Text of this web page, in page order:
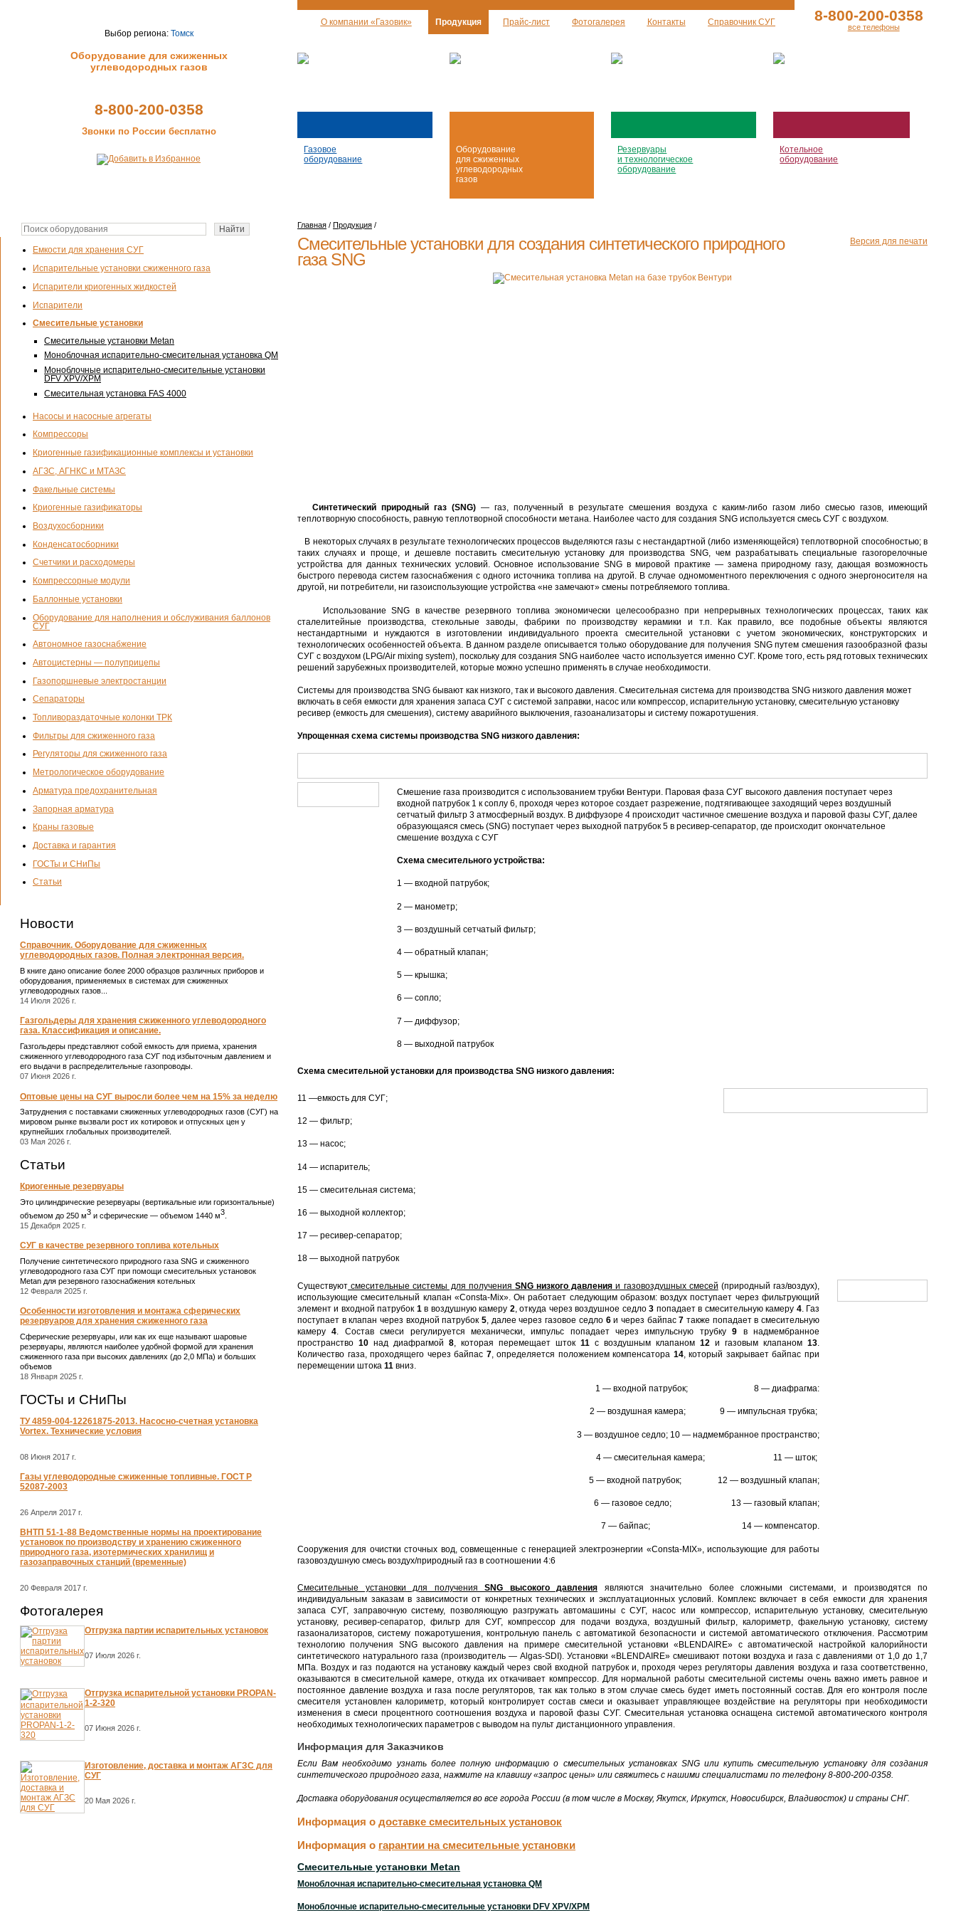
Выбор региона: Томск
Оборудование для сжиженных
углеводородных газов
8-800-200-0358
Звонки по России бесплатно
О компании «Газовик» Продукция Прайс-лист Фотогалерея Контакты Справочник СУГ 8-800-200-0358
все телефоны
Газовое
оборудование
Оборудование
для сжиженных
углеводородных
газов
Резервуары
и технологическое
оборудование
Котельное
оборудование
Емкости для хранения СУГ
Испарительные установки сжиженного газа
Испарители криогенных жидкостей
Испарители
Смесительные установки
Смесительные установки Metan
Моноблочная испарительно-смесительная установка QM
Моноблочные испарительно-смесительные установки
DFV XPV/XPM
Смесительная установка FAS 4000
Насосы и насосные агрегаты
Компрессоры
Криогенные газификационные комплексы и установки
АГЗС, АГНКС и МТАЗС
Факельные системы
Криогенные газификаторы
Воздухосборники
Конденсатосборники
Счетчики и расходомеры
Компрессорные модули
Баллонные установки
Оборудование для наполнения и обслуживания баллонов
СУГ
Автономное газоснабжение
Автоцистерны — полуприцепы
Газопоршневые электростанции
Сепараторы
Топливораздаточные колонки ТРК
Фильтры для сжиженного газа
Регуляторы для сжиженного газа
Метрологическое оборудование
Арматура предохранительная
Запорная арматура
Краны газовые
Доставка и гарантия
ГОСТы и СНиПы
Статьи
Новости
Справочник. Оборудование для сжиженных
углеводородных газов. Полная электронная версия.
В книге дано описание более 2000 образцов различных приборов и
оборудования, применяемых в системах для сжиженных
углеводородных газов...
14 Июля 2026 г.
Газгольдеры для хранения сжиженного углеводородного
газа. Классификация и описание.
Газгольдеры представляют собой емкость для приема, хранения
сжиженного углеводородного газа СУГ под избыточным давлением и
его выдачи в распределительные газопроводы.
07 Июня 2026 г.
Оптовые цены на СУГ выросли более чем на 15% за неделю
Затруднения с поставками сжиженных углеводородных газов (СУГ) на
мировом рынке вызвали рост их котировок и отпускных цен у
крупнейших глобальных производителей.
03 Мая 2026 г.
Статьи
Криогенные резервуары
Это цилиндрические резервуары (вертикальные или горизонтальные)
объемом до 250 м3 и сферические ― объемом 1440 м3
15 Декабря 2025 г.
СУГ в качестве резервного топлива котельных
Получение синтетического природного газа SNG и сжиженного
углеводородного газа СУГ при помощи смесительных установок
Metan для резервного газоснабжения котельных
12 Февраля 2025 г.
Особенности изготовления и монтажа сферических
резервуаров для хранения сжиженного газа
Сферические резервуары, или как их еще называют шаровые
резервуары, являются наиболее удобной формой для хранения
сжиженного газа при высоких давлениях (до 2,0 МПа) и больших
объемов
18 Января 2025 г.
ГОСТы и СНиПы
ТУ 4859-004-12261875-2013. Насосно-счетная установка
Vortex. Технические условия
08 Июня 2017 г.
Газы углеводородные сжиженные топливные. ГОСТ Р
52087-2003
26 Апреля 2017 г.
ВНТП 51-1-88 Ведомственные нормы на проектирование
установок по производству и хранению сжиженного
природного газа, изотермических хранилищ и
газозаправочных станций (временные)
20 Февраля 2017 г.
Фотогалерея
Отгрузка партии испарительных установок
07 Июля 2026 г.
Отгрузка испарительной установки PROPAN-
1-2-320
07 Июня 2026 г.
Изготовление, доставка и монтаж АГЗС для
СУГ
20 Мая 2026 г.
Главная / Продукция /
Версия для печати
Смесительные установки для создания синтетического природного
газа SNG
Синтетический природный газ (SNG) — газ, полученный в результате смешения воздуха с каким-либо газом либо смесью газов, имеющий
теплотворную способность, равную теплотворной способности метана. Наиболее часто для создания SNG используется смесь СУГ с воздухом.
В некоторых случаях в результате технологических процессов выделяются газы с нестандартной (либо изменяющейся) теплотворной способностью; в
таких случаях и проще, и дешевле поставить смесительную установку для производства SNG, чем разрабатывать специальные газогорелочные
устройства для данных технических условий. Основное использование SNG в мировой практике — замена природному газу, дающая возможность
быстрого перевода систем газоснабжения с одного источника топлива на другой. В случае одномоментного переключения с одного энергоносителя на
другой, ни потребители, ни газоиспользующие устройства «не замечают» смены потребляемого топлива.
Использование SNG в качестве резервного топлива экономически целесообразно при непрерывных технологических процессах, таких как
сталелитейные производства, стекольные заводы, фабрики по производству керамики и т.п. Как правило, все подобные объекты являются
нестандартными и нуждаются в изготовлении индивидуального проекта смесительной установки с учетом экономических, конструкторских и
технологических особенностей объекта. В данном разделе описывается только оборудование для получения SNG путем смешения газообразной фазы
СУГ с воздухом (LPG/Air mixing system), поскольку для создания SNG наиболее часто используется именно СУГ. Кроме того, есть ряд готовых технических
решений зарубежных производителей, которые можно успешно применять в случае необходимости.
Системы для производства SNG бывают как низкого, так и высокого давления. Смесительная система для производства SNG низкого давления может
включать в себя емкости для хранения запаса СУГ с системой заправки, насос или компрессор, испарительную установку, смесительную установку
ресивер (емкость для смешения), систему аварийного выключения, газоанализаторы и систему пожаротушения.
Упрощенная схема системы производства SNG низкого давления:
Смешение газа производится с использованием трубки Вентури. Паровая фаза СУГ высокого давления поступает через
входной патрубок 1 к соплу 6, проходя через которое создает разрежение, подтягивающее заходящий через воздушный
сетчатый фильтр 3 атмосферный воздух. В диффузоре 4 происходит частичное смешение воздуха и паровой фазы СУГ, далее
образующаяся смесь (SNG) поступает через выходной патрубок 5 в ресивер-сепаратор, где происходит окончательное
смешение воздуха с СУГ
Схема смесительного устройства:
1 — входной патрубок;
2 — манометр;
3 — воздушный сетчатый фильтр;
4 — обратный клапан;
5 — крышка;
6 — сопло;
7 — диффузор;
8 — выходной патрубок
Схема смесительной установки для производства SNG низкого давления:
11 —емкость для СУГ;
12 — фильтр;
13 — насос;
14 — испаритель;
15 — смесительная система;
16 — выходной коллектор;
17 — ресивер-сепаратор;
18 — выходной патрубок
Существуют смесительные системы для получения SNG низкого давления и газовоздушных смесей (природный газ/воздух),
использующие смесительный клапан «Consta-Mix». Он работает следующим образом: воздух поступает через фильтрующий
элемент и входной патрубок 1в воздушную камеру 2, откуда через воздушное седло3 попадает в смесительную камеру 4. Газ
поступает в клапан через входной патрубок5, далее через газовое седло 6и через байпас7 также попадает в смесительную
камеру4. Состав смеси регулируется механически, импульс попадает через импульсную трубку9 в надмембранное
пространство 10 над диафрагмой 8, которая перемещает шток 11 с воздушным клапаном 12 и газовым клапаном 13.
Количество газа, проходящего через байпас 7, определяется положением компенсатора 14, который закрывает байпас при
перемещении штока 11 вниз.
1 — входной патрубок; 8 — диафрагма:
2 — воздушная камера; 9 — импульсная трубка;
3 — воздушное седло; 10 — надмембранное пространство;
4 — смесительная камера; 11 — шток;
5 — входной патрубок; 12 — воздушный клапан;
6 — газовое седло; 13 — газовый клапан;
7 — байпас; 14 — компенсатор.
Сооружения для очистки сточных вод, совмещенные с генерацией электроэнергии «Consta-MIX», использующие для работы
газовоздушную смесь воздух/природный газ в соотношении 4:6
Смесительные установки для получения SNG высокого давления являются значительно более сложными системами, и производятся по
индивидуальным заказам в зависимости от конкретных технических и эксплуатационных условий. Комплекс включает в себя емкости для хранения
запаса СУГ, заправочную систему, позволяющую разгружать автомашины с СУГ, насос или компрессор, испарительную установку, смесительную
установку, ресивер-сепаратор, фильтр для СУГ, компрессор для подачи воздуха, воздушный фильтр, калориметр, факельную установку, систему
газаонализаторов, систему пожаротушения, контрольную панель с автоматикой безопасности и системой автоматического отключения. Рассмотрим
технологию получения SNG высокого давления на примере смесительной установки «BLENDAIRE» с автоматической настройкой калорийности
синтетического натурального газа (производитель — Algas-SDI). Установки «BLENDAIRE» смешивают потоки воздуха и газа с давлениями от 1,0 до 1,7
МПа. Воздух и газ подаются на установку каждый через свой входной патрубок и, проходя через регуляторы давления воздуха и газа соответственно,
оказываются в смесительной камере, откуда их откачивает компрессор. Для нормальной работы смесительной системы очень важно иметь равное и
постоянное давление воздуха и газа после регуляторов, так как только в этом случае смесь будет иметь постоянный состав. Для его контроля после
смесителя установлен калориметр, который контролирует состав смеси и оказывает управляющее воздействие на регуляторы при необходимости
изменения в смеси процентного соотношения воздуха и паровой фазы СУГ. Смесительная установка оснащена системой автоматического контроля
необходимых технологических параметров с выводом на пульт дистанционного управления.
Информация для Заказчиков
Если Вам необходимо узнать более полную информацию о смесительных установках SNG или купить смесительную установку для создания
синтетического природного газа, нажмите на клавишу «запрос цены» или свяжитесь с нашими специалистами по телефону 8-800-200-0358.
Доставка оборудования осуществляется во все города России (в том числе в Москву, Якутск, Иркутск, Новосибирск, Владивосток) и страны СНГ.
Информация о доставке смесительных установок
Информация о гарантии на смесительные установки
Смесительные установки Metan
Моноблочная испарительно-смесительная установка QM
Моноблочные испарительно-смесительные установки DFV XPV/XPM